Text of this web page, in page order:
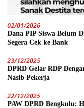
02/01/2026
Dana PIP Siswa Belum
Segera Cek ke Bank
23/12/2025
DPRD Gelar RDP
Nasib Pekerja
22/12/2025
PAW DPRD Bengkulu: